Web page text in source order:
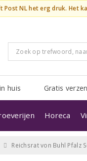
Post NL het erg druk. Het
huis Gratis
Horeca
Reichsrat von Buhl Pfalz